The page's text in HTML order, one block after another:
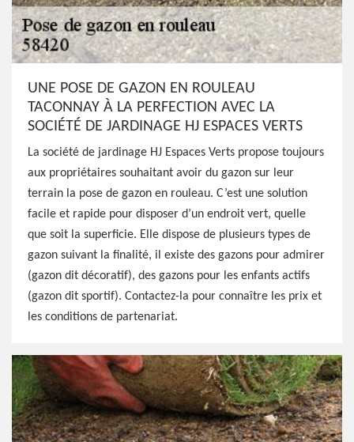
UNE POSE DE GAZON EN ROULEAU
TACONNAY À LA PERFECTION AVEC LA
SOCIÉTÉ DE JARDINAGE HJ ESPACES VERTS
La société de jardinage HJ Espaces Verts propose toujours
aux propriétaires souhaitant avoir du gazon sur leur
terrain la pose de gazon en rouleau. C’est une solution
facile et rapide pour disposer d’un endroit vert, quelle
que soit la superficie. Elle dispose de plusieurs types de
gazon suivant la finalité, il existe des gazons pour admirer
(gazon dit décoratif), des gazons pour les enfants actifs
(gazon dit sportif). Contactez-la pour connaître les prix et
les conditions de partenariat.